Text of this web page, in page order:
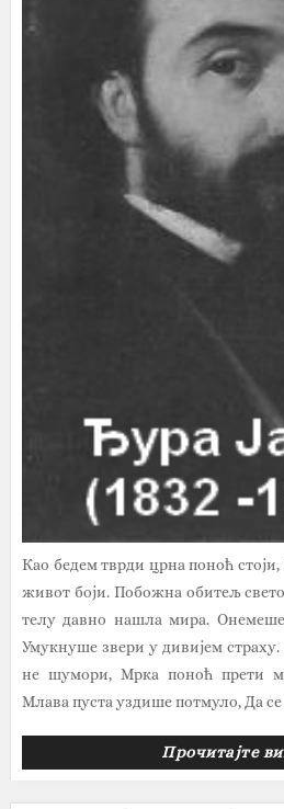
Као бедем тврди црна поноћ
живот боји. Побожна обитељ
телу давно нашла мира.
Умукнуше звери у дивијем
не шумори, Мрка поноћ прети
Млава пуста уздише потмуло, Да се
Прочитајте